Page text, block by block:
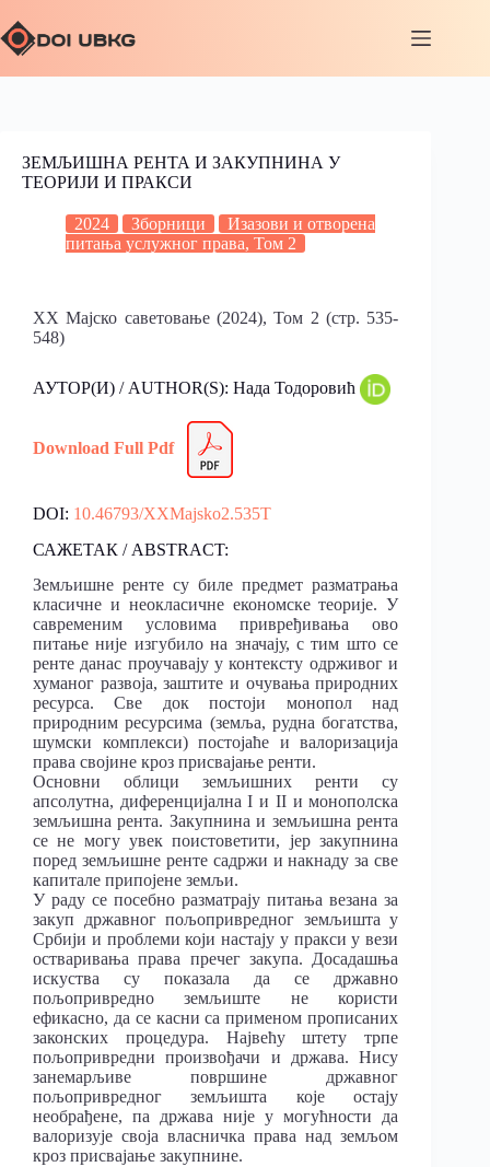
ЗЕМЉИШНА РЕНТА И ЗАКУПНИНА У
ТЕОРИЈИ И ПРАКСИ
2024 Зборници
Изазови и отворена
питања услужног права, Том 2
XX Мајско саветовање (2024), Том 2 (стр. 535-
548)
АУТОР(И) / AUTHOR(S): Нада Тодоровић
Download Full Pdf
DOI: 10.46793/XXMajsko2.535T
САЖЕТАК / ABSTRACT:
Земљишне ренте су биле предмет разматрања
класичне и неокласичне економске теорије. У
савременим условима привређивања ово
питање није изгубило на значају, с тим што се
ренте данас проучавају у контексту одрживог и
хуманог развоја, заштите и очувања природних
ресурса. Све док постоји монопол над
природним ресурсима (земља, рудна богатства,
шумски комплекси) постојаће и валоризација
права својине кроз присвајање ренти.
Основни облици земљишних ренти су
апсолутна, диференцијална I и II и монополска
земљишна рента. Закупнина и земљишна рента
се не могу увек поистоветити, јер закупнина
поред земљишне ренте садржи и накнаду за све
капитале припојене земљи.
У раду се посебно разматрају питања везана за
закуп државног пољопривредног земљишта у
Србији и проблеми који настају у пракси у вези
остваривања права пречег закупа. Досадашња
искуства су показала да се државно
пољопривредно земљиште не користи
ефикасно, да се касни са применом прописаних
законских процедура. Највећу штету трпе
пољопривредни произвођачи и држава. Нису
занемарљиве површине државног
пољопривредног земљишта које остају
необрађене, па држава није у могућности да
валоризује своја власничка права над земљом
кроз присвајање закупнине.